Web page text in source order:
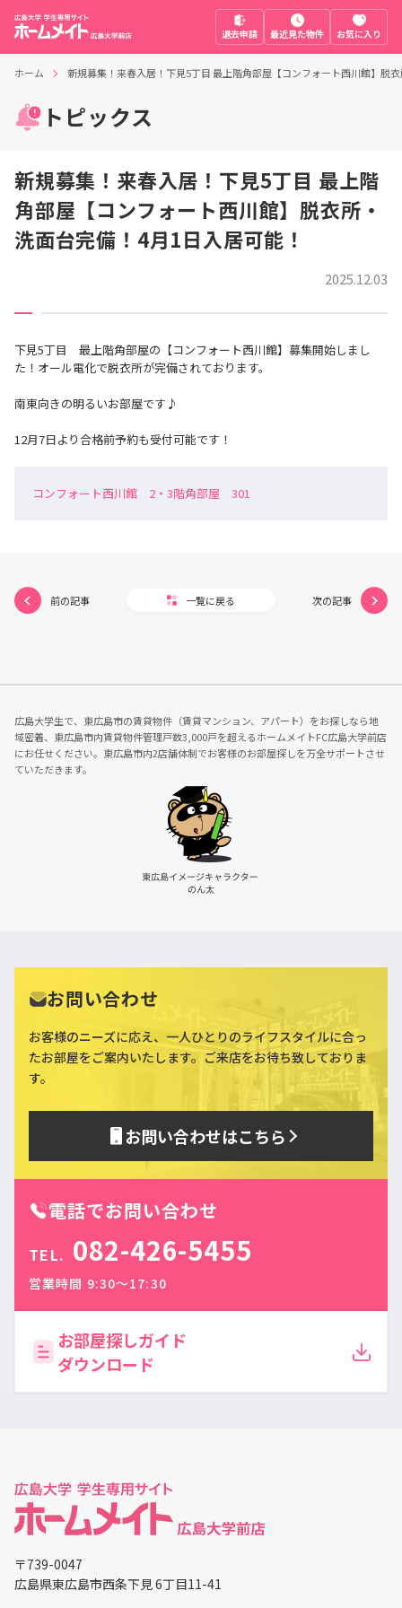
退去申請 最近見た物件 お気に入り
ホーム 新規募集！来春入居！下見5丁目 最上階角部屋【コンフォート西川館】脱
トピックス
新規募集！来春入居！下見5丁目 最上階
角部屋【コンフォート西川館】脱衣所・
洗面台完備！4月1日入居可能！
2025.12.03
下見5丁目 最上階角部屋の【コンフォート西川館】募集開始しまし
た！オール電化で脱衣所が完備されております。
南東向きの明るいお部屋です♪
12月7日より合格前予約も受付可能です！
コンフォート西川館 2・3階角部屋 301
前の記事 一覧に戻る 次の記事
広島大学生で、東広島市の賃貸物件（賃貸マンション、アパート）をお探しなら地
域密着、東広島市内賃貸物件管理戸数3,000戸を超えるホームメイトFC広島大学前店
にお任せください。東広島市内2店舗体制でお客様のお部屋探しを万全サポートさせ
ていただきます。
お問い合わせ
お客様のニーズに応え、一人ひとりのライフスタイルに合っ
たお部屋をご案内いたします。ご来店をお待ち致しておりま
す。
お問い合わせはこちら
電話でお問い合わせ
TEL. 082-426-5455
営業時間 9:30〜17:30
お部屋探しガイド
ダウンロード
〒739-0047
広島県東広島市西条下見 6丁目11-41